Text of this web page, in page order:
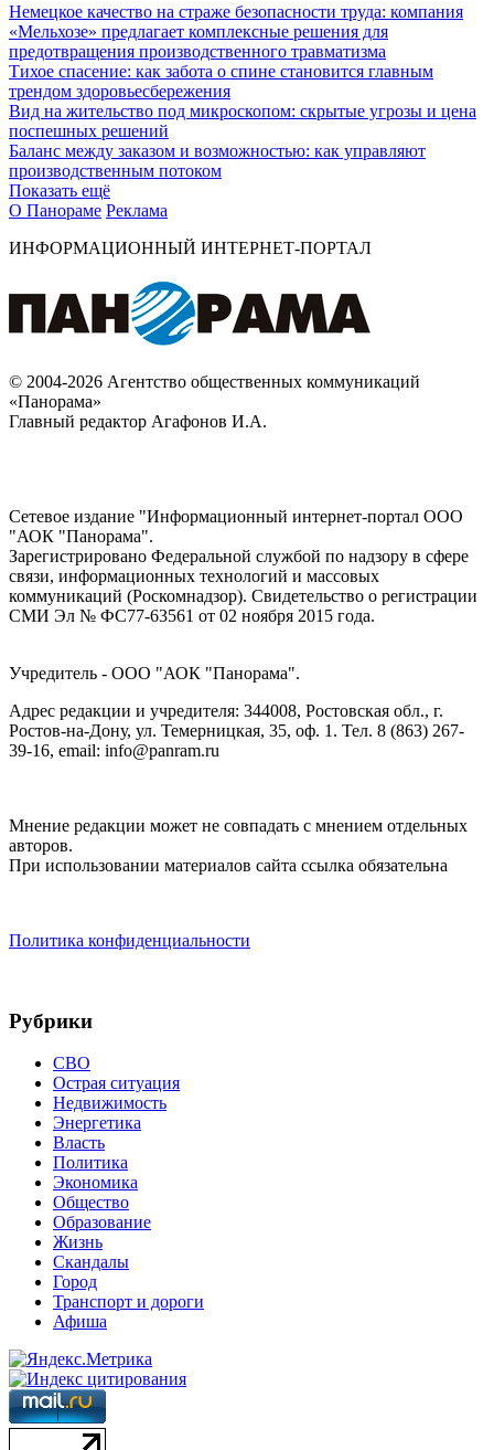
Немецкое качество на страже безопасности труда: компания
«Мельхозе» предлагает комплексные решения для
предотвращения производственного травматизма
Тихое спасение: как забота о спине становится главным
трендом здоровьесбережения
Вид на жительство под микроскопом: скрытые угрозы и цена
поспешных решений
Баланс между заказом и возможностью: как управляют
производственным потоком
Показать ещё
О Панораме Реклама
ИНФОРМАЦИОННЫЙ ИНТЕРНЕТ-ПОРТАЛ
© 2004-2026 Агентство общественных коммуникаций
«Панорама»
Главный редактор Агафонов И.А.
Сетевое издание "Информационный интернет-портал ООО
"АОК "Панорама".
Зарегистрировано Федеральной службой по надзору в сфере
связи, информационных технологий и массовых
коммуникаций (Роскомнадзор). Cвидетельство о регистрации
СМИ Эл № ФС77-63561 от 02 ноября 2015 года.
Учредитель - ООО "АОК "Панорама".
Адрес редакции и учредителя: 344008, Ростовская обл., г.
Ростов-на-Дону, ул. Темерницкая, 35, оф. 1. Тел. 8 (863) 267-
39-16, email: info@panram.ru
Мнение редакции может не совпадать с мнением отдельных
авторов.
При использовании материалов сайта ссылка обязательна
Политика конфиденциальности
Рубрики
СВО
Острая ситуация
Недвижимость
Энергетика
Власть
Политика
Экономика
Общество
Образование
Жизнь
Скандалы
Город
Транспорт и дороги
Афиша